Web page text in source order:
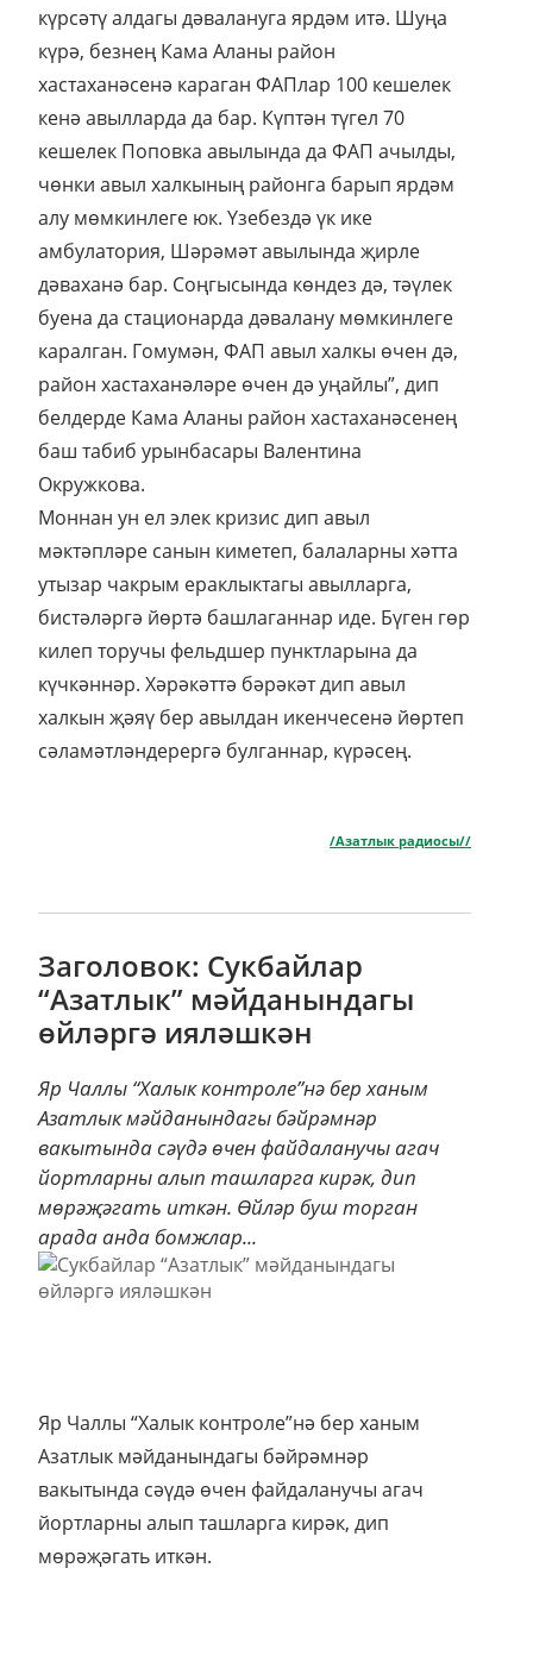
күрсәтү алдагы дәвалануга ярдәм итә. Шуңа
күрә, безнең Кама Аланы район
хастаханәсенә караган ФАПлар 100 кешелек
кенә авылларда да бар. Күптән түгел 70
кешелек Поповка авылында да ФАП ачылды,
чөнки авыл халкының районга барып ярдәм
алу мөмкинлеге юк. Үзебездә үк ике
амбулатория, Шәрәмәт авылында җирле
дәваханә бар. Соңгысында көндез дә, тәүлек
буена да стационарда дәвалану мөмкинлеге
каралган. Гомумән, ФАП авыл халкы өчен дә,
район хастаханәләре өчен дә уңайлы”, дип
белдерде Кама Аланы район хастаханәсенең
баш табиб урынбасары Валентина
Окружкова.
Моннан ун ел элек кризис дип авыл
мәктәпләре санын киметеп, балаларны хәтта
утызар чакрым ераклыктагы авылларга,
бистәләргә йөртә башлаганнар иде. Бүген гөр
килеп торучы фельдшер пунктларына да
күчкәннәр. Хәрәкәттә бәрәкәт дип авыл
халкын җәяү бер авылдан икенчесенә йөртеп
сәламәтләндерергә булганнар, күрәсең.
/Азатлык радиосы//
Заголовок: Сукбайлар
“Азатлык” мәйданындагы
өйләргә ияләшкән
Яр Чаллы “Халык контроле”нә бер ханым
Азатлык мәйданындагы бәйрәмнәр
вакытында сәүдә өчен файдаланучы агач
йортларны алып ташларга кирәк, дип
мөрәҗәгать иткән. Өйләр буш торган
арада анда бомжлар...
Яр Чаллы “Халык контроле”нә бер ханым
Азатлык мәйданындагы бәйрәмнәр
вакытында сәүдә өчен файдаланучы агач
йортларны алып ташларга кирәк, дип
мөрәҗәгать иткән.